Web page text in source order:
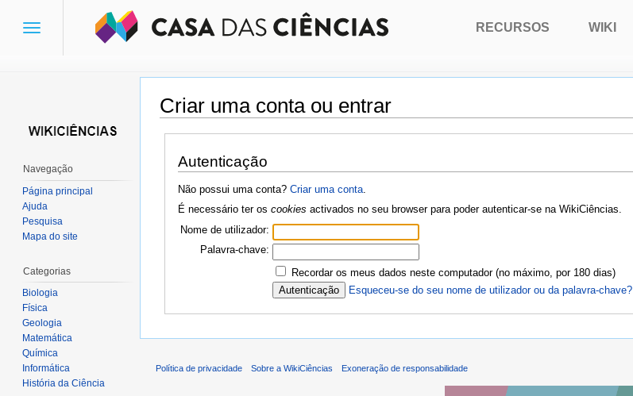
Criar uma conta ou entrar
Ir para:navegação,pesquisa
Autenticação
Não possui uma conta? Criar uma conta.
É necessário ter os cookies activados no seu browser para poder autenticar-se na WikiCiências.
Nome de utilizador:
Palavra-chave:
Recordar os meus dados neste computador (no máximo, por 180 dias)
Esqueceu-se do seu nome de utilizador ou da palavra-chave?
Toggle
RECURSOS WIKI
Navegação
Página principal
Ajuda
Pesquisa
Mapa do site
Categorias
Biologia
Física
Geologia
Matemática
Química
Informática
História da Ciência
Política de privacidade Sobre a WikiCiências Exoneração de responsabilidade